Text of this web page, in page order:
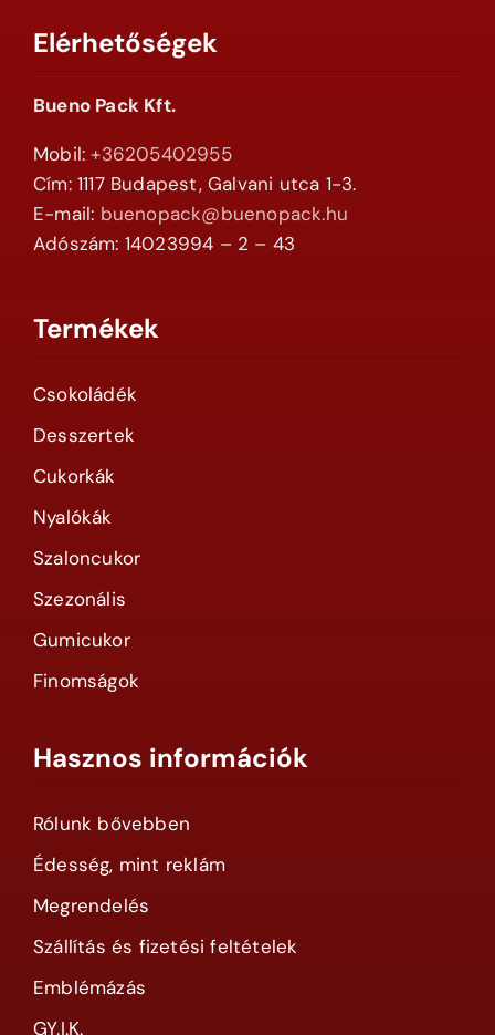
Elérhetőségek
Bueno Pack Kft.
Mobil:+36205402955
Cím: 1117 Budapest, Galvani utca 1-3.
E-mail: buenopack@buenopack.hu
Adószám: 14023994 – 2 – 43
Termékek
Csokoládék
Desszertek
Cukorkák
Nyalókák
Szaloncukor
Szezonális
Gumicukor
Finomságok
Hasznos információk
Rólunk bővebben
Édesség, mint reklám
Megrendelés
Szállítás és fizetési feltételek
Emblémázás
GY.I.K.